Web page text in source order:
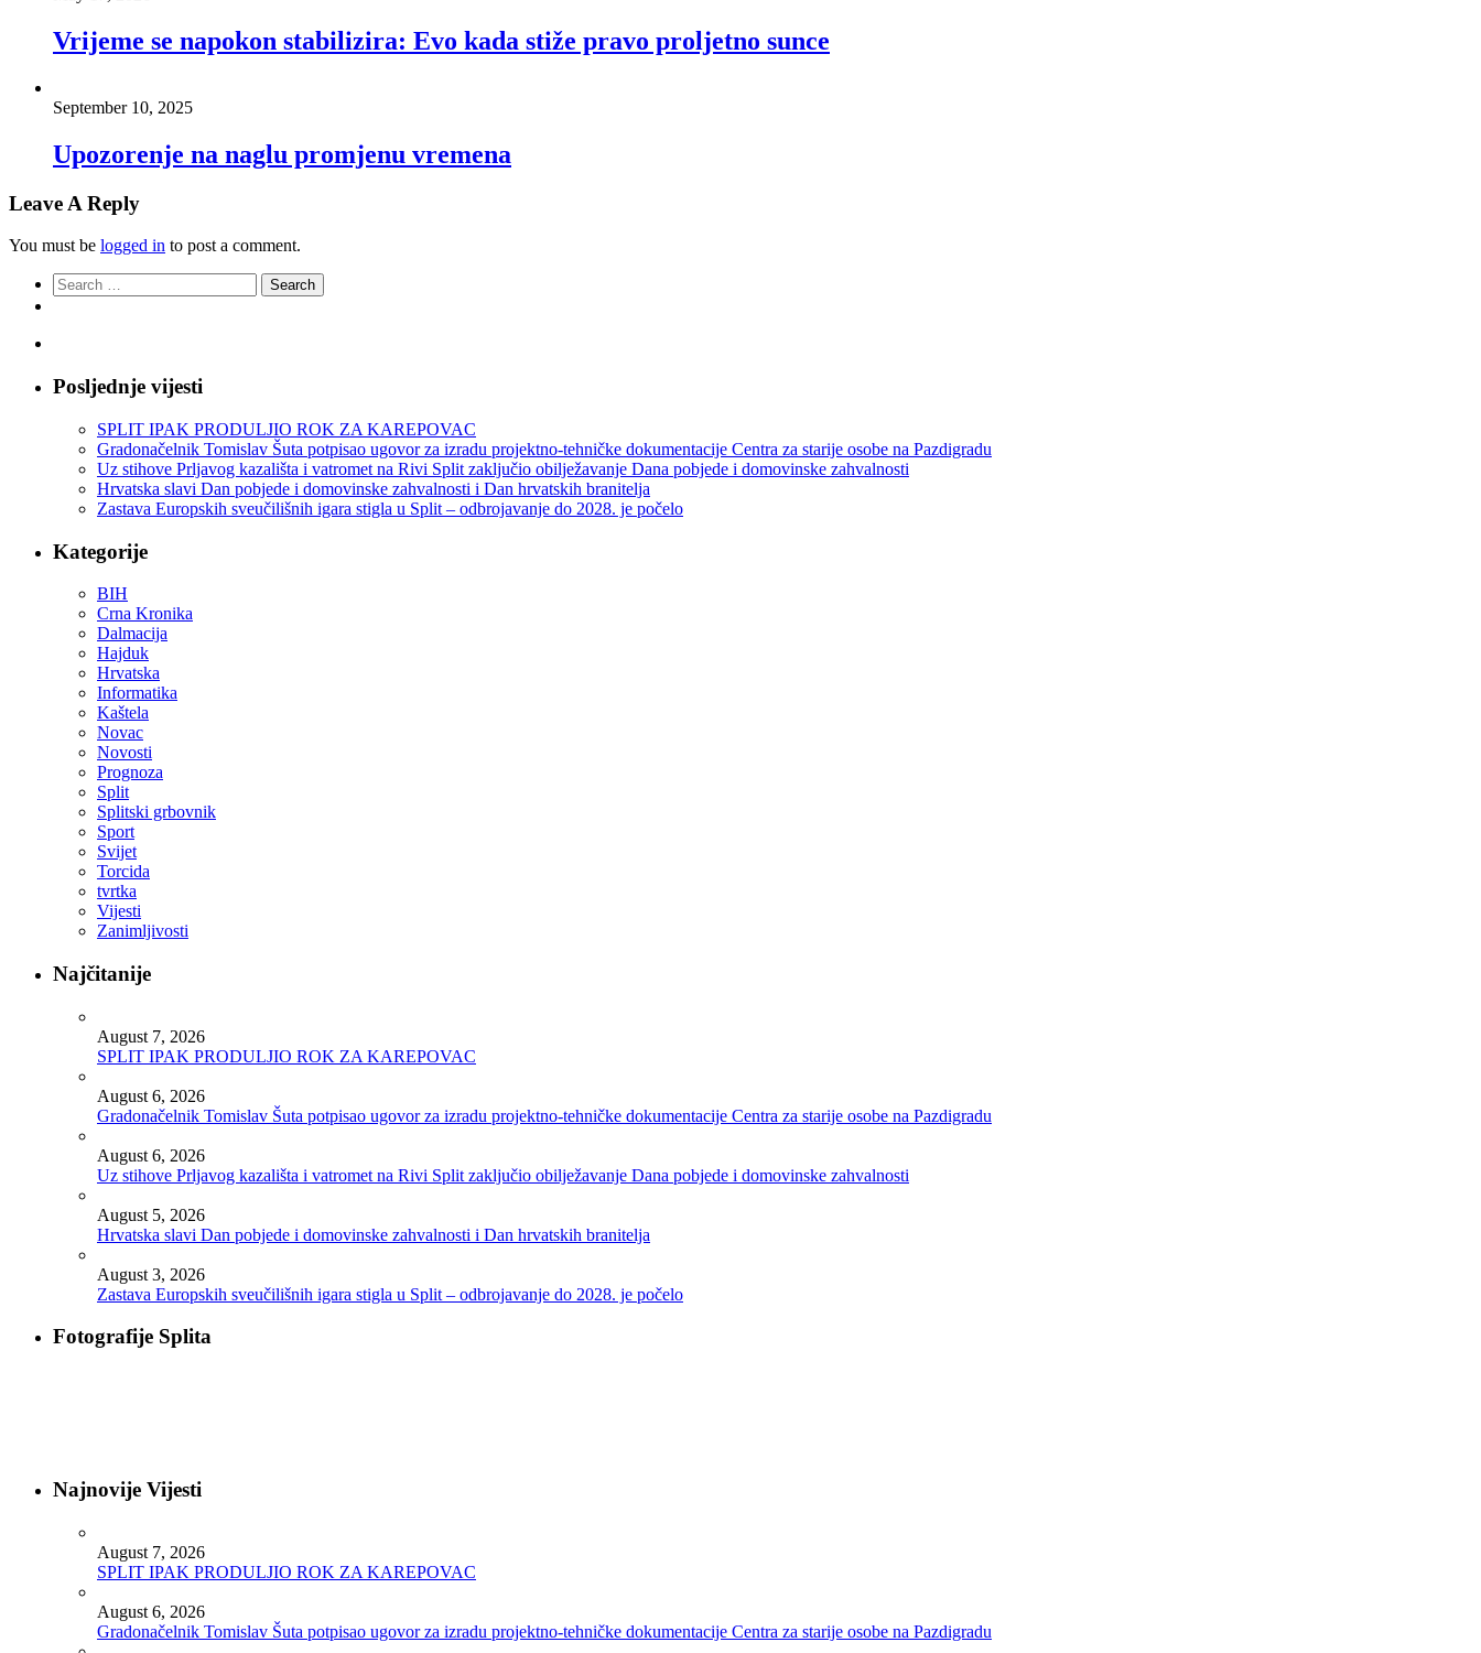
Vrijeme se napokon stabilizira: Evo kada stiže pravo proljetno sunce
September 10, 2025
Upozorenje na naglu promjenu vremena
Leave A Reply
You must be logged in to post a comment.
Search
for:
Posljednje vijesti
SPLIT IPAK PRODULJIO ROK ZA KAREPOVAC
Gradonačelnik Tomislav Šuta potpisao ugovor za izradu projektno-tehničke dokumentacije Centra za starije osobe na Pazdigradu
Uz stihove Prljavog kazališta i vatromet na Rivi Split zaključio obilježavanje Dana pobjede i domovinske zahvalnosti
Hrvatska slavi Dan pobjede i domovinske zahvalnosti i Dan hrvatskih branitelja
Zastava Europskih sveučilišnih igara stigla u Split – odbrojavanje do 2028. je počelo
Kategorije
BIH
Crna Kronika
Dalmacija
Hajduk
Hrvatska
Informatika
Kaštela
Novac
Novosti
Prognoza
Split
Splitski grbovnik
Sport
Svijet
Torcida
tvrtka
Vijesti
Zanimljivosti
Najčitanije
August 7, 2026
SPLIT IPAK PRODULJIO ROK ZA KAREPOVAC
August 6, 2026
Gradonačelnik Tomislav Šuta potpisao ugovor za izradu projektno-tehničke dokumentacije Centra za starije osobe na Pazdigradu
August 6, 2026
Uz stihove Prljavog kazališta i vatromet na Rivi Split zaključio obilježavanje Dana pobjede i domovinske zahvalnosti
August 5, 2026
Hrvatska slavi Dan pobjede i domovinske zahvalnosti i Dan hrvatskih branitelja
August 3, 2026
Zastava Europskih sveučilišnih igara stigla u Split – odbrojavanje do 2028. je počelo
Fotografije Splita
Najnovije Vijesti
August 7, 2026
SPLIT IPAK PRODULJIO ROK ZA KAREPOVAC
August 6, 2026
Gradonačelnik Tomislav Šuta potpisao ugovor za izradu projektno-tehničke dokumentacije Centra za starije osobe na Pazdigradu